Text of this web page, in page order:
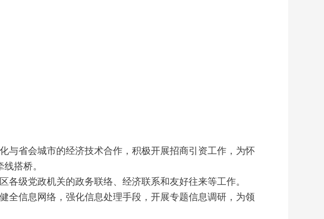
与省会城市的经济技术合作，积极开展招商引资工作，为怀
搭桥。
级党政机关的政务联络、经济联系和友好往来等工作。
全信息网络，强化信息处理手段，开展专题信息调研，为领